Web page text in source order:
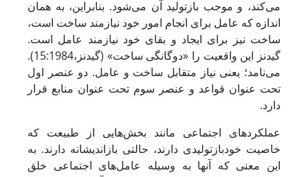
می‌کند، و موجب بازتولید آن می‌شود. بنابراین، به همان
اندازه که عامل برای انجام امور خود نیازمند ساخت است،
ساخت نیز برای ایجاد و بقای خود نیازمند عامل است.
گیدنز این واقعیت را «دوگانگی ساخت» (گیدنز،15:1984).
می‌نامد؛ یعنی نیاز متقابل ساخت و عامل. دو عنصر اول
تحت عنوان قواعد و عنصر سوم تحت عنوان منابع قرار
دارد.
عملکرد‌های اجتماعی مانند بخش‌هایی از طبیعت که
خاصیت خودبازتولیدی دارند، حالتی بازاندیشانه دارند. به
این معنی که آنها به وسیله عامل‌های اجتماعی خلق